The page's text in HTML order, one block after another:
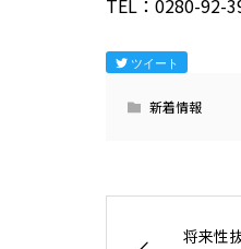
TEL：0280-92-
ツイート
新着情報
将来性